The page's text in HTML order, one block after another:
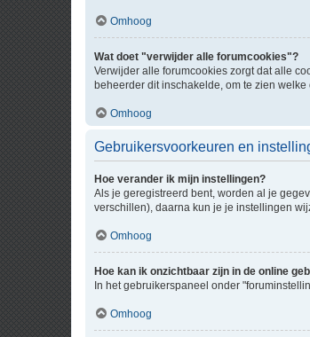
Omhoog
Wat doet "verwijder alle forumcookies"?
Verwijder alle forumcookies zorgt dat alle
beheerder dit inschakelde, om te zien
Omhoog
Gebruikersvoorkeuren en
Hoe verander ik mijn instellingen?
Als je geregistreerd bent, worden al je
verschillen), daarna kun je je instellingen
Omhoog
Hoe kan ik onzichtbaar zijn in de online
In het gebruikerspaneel onder
Omhoog